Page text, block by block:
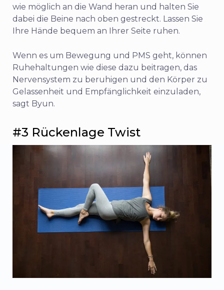
wie möglich an die Wand heran und halten Sie
dabei die Beine nach oben gestreckt. Lassen Sie
Ihre Hände bequem an Ihrer Seite ruhen.
Wenn es um Bewegung und PMS geht, können
Ruhehaltungen wie diese dazu beitragen, das
Nervensystem zu beruhigen und den Körper zu
Gelassenheit und Empfänglichkeit einzuladen,
sagt Byun.
#3 Rückenlage Twist